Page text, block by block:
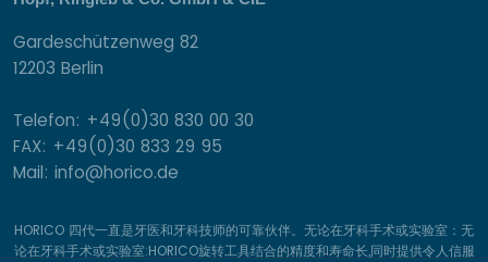
Gardeschützenweg 82
12203 Berlin
Telefon: +49(0)30 830 00 30
FAX: +49(0)30 833 29 95
Mail: info@horico.de
HORICO 四代一直是牙医和牙科技师的可靠伙伴。无论在牙科手术或实验室：无
论在牙科手术或实验室:HORICO旋转工具结合的精度和寿命长,同时提供令人信服